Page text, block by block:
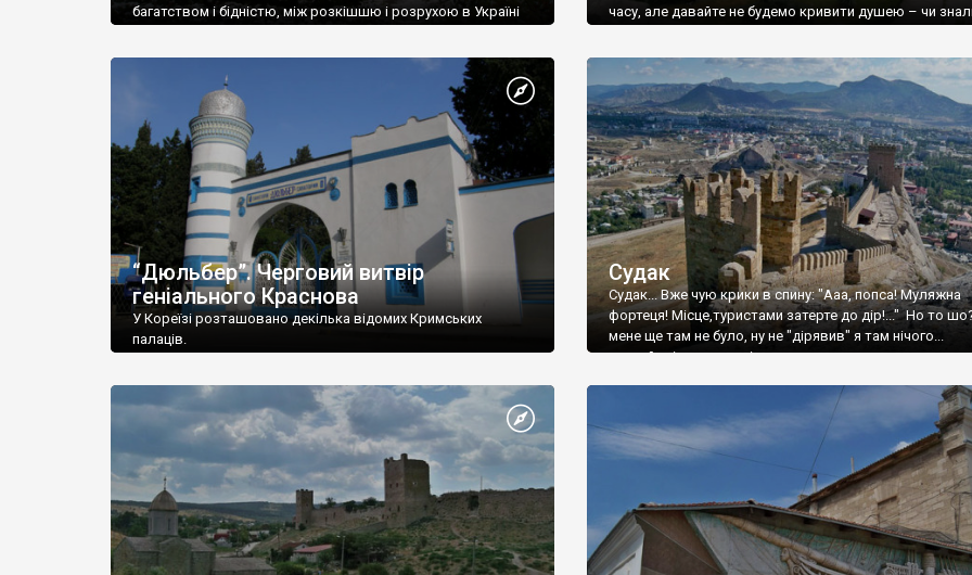
багатством і бідністю, між розкішшю і розрухою в Україні
часу, але давайте не будемо кривити душею – чи
“Дюльбер”. Черговий витвір
геніального Краснова
У Кореїзі розташовано декілька відомих Кримських
палаців.
Судак
Судак... Вже чую крики в спину: "Ааа, попса! Муляжна
фортеця! Місце,туристами затерте до дір!..." Но то
мене ще там не було, ну не "дірявив" я там нічого...
принаймні до цього літа.